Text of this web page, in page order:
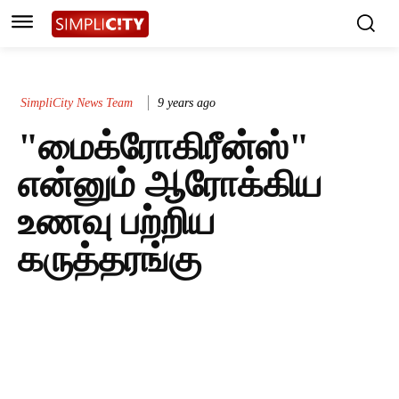
SimpliCity News Team 9 years ago
"மைக்ரோகிரீன்ஸ்"
என்னும் ஆரோக்கிய
உணவு பற்றிய
கருத்தரங்கு